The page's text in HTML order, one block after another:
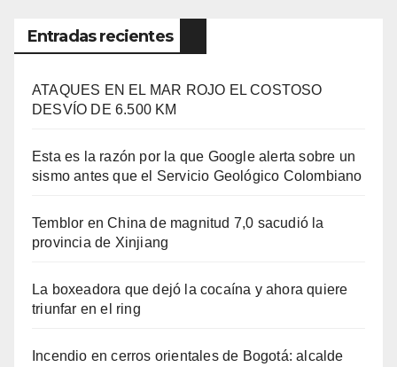
Entradas recientes
ATAQUES EN EL MAR ROJO EL COSTOSO
DESVÍO DE 6.500 KM
Esta es la razón por la que Google alerta sobre un
sismo antes que el Servicio Geológico Colombiano
Temblor en China de magnitud 7,0 sacudió la
provincia de Xinjiang
La boxeadora que dejó la cocaína y ahora quiere
triunfar en el ring​
Incendio en cerros orientales de Bogotá: alcalde